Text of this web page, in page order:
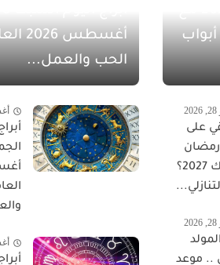
على
المبارك 2027؟
.. موعد
أغسطس
الحب والعمل...